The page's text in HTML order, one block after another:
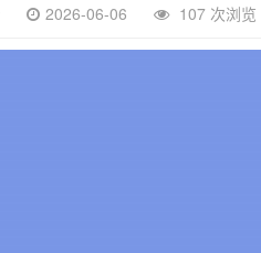
2026-06-06 107 次浏览